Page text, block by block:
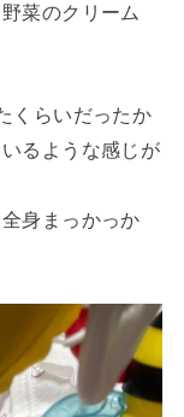
菜のクリーム
くらいだったか
るような感じが
身まっかっか